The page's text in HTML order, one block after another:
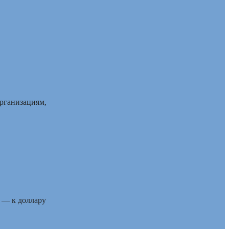
— к доллару